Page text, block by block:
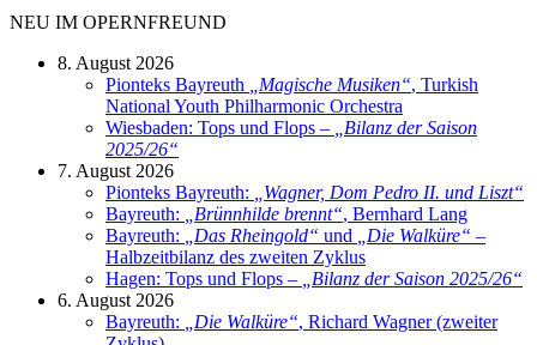
NEU IM OPERNFREUND
8. August 2026
Pionteks Bayreuth
Magische Musiken“, Turkish
National Youth Philharmonic Orchestra
Wiesbaden: Tops und Flops –
Bilanz der Saison
2025/26“
7. August 2026
Pionteks Bayreuth:
Wagner, Dom Pedro II. und Liszt“
Bayreuth:
Brünnhilde brennt“, Bernhard Lang
Bayreuth:
Das Rheingold“ und Die Walküre“ –
Halbzeitbilanz des zweiten Zyklus
Hagen: Tops und Flops –
Bilanz der Saison 2025/26“
6. August 2026
Bayreuth:
Die Walküre“, Richard Wagner (zweiter